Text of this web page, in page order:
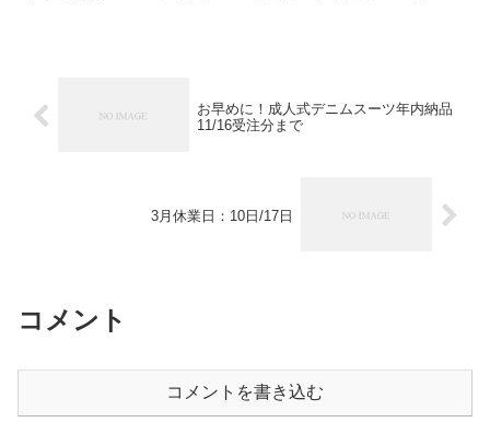
お早めに！成人式デニムスーツ年内納品
11/16受注分まで
3月休業日：10日/17日
コメント
コメントを書き込む